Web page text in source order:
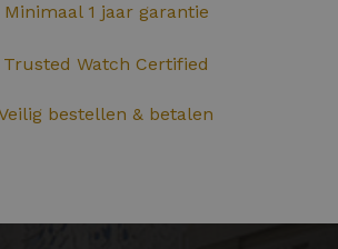
Minimaal 1 jaar garantie
Trusted Watch Certified
bestellen & betalen